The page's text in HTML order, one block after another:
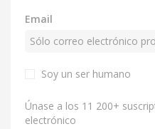
Email
Soy un ser humano
Únase a los 11 200+
electrónico